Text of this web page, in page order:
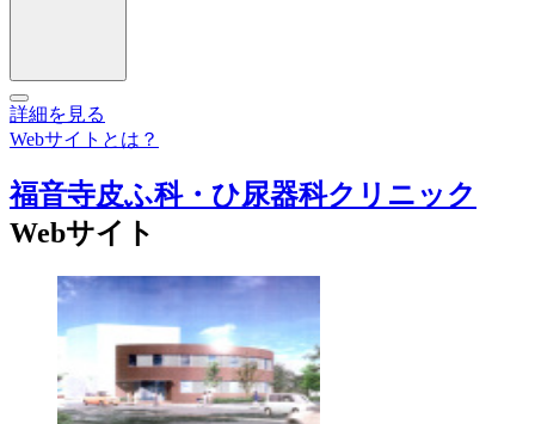
詳細を見る
Webサイトとは？
福音寺皮ふ科・ひ尿器科クリニック
Webサイト